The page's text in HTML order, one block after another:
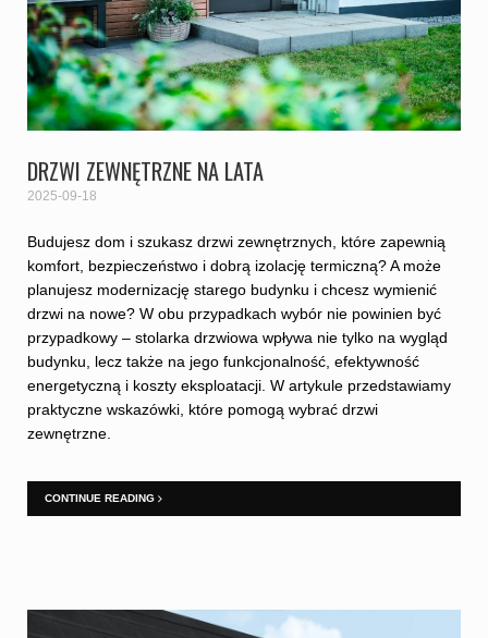
DRZWI ZEWNĘTRZNE NA LATA
2025-09-18
Budujesz dom i szukasz drzwi zewnętrznych, które zapewnią
komfort, bezpieczeństwo i dobrą izolację termiczną? A może
planujesz modernizację starego budynku i chcesz wymienić
drzwi na nowe? W obu przypadkach wybór nie powinien być
przypadkowy – stolarka drzwiowa wpływa nie tylko na wygląd
budynku, lecz także na jego funkcjonalność, efektywność
energetyczną i koszty eksploatacji. W artykule przedstawiamy
praktyczne wskazówki, które pomogą wybrać drzwi
zewnętrzne.
CONTINUE READING